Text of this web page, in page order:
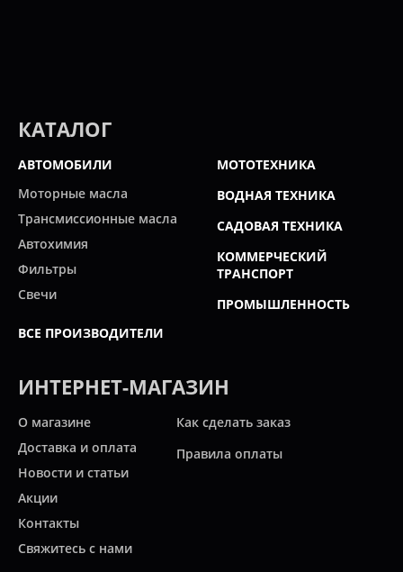
КАТАЛОГ
АВТОМОБИЛИ
Моторные масла
Трансмиссионные масла
Автохимия
Фильтры
Свечи
ВСЕ ПРОИЗВОДИТЕЛИ
МОТОТЕХНИКА
ВОДНАЯ ТЕХНИКА
САДОВАЯ ТЕХНИКА
КОММЕРЧЕСКИЙ
ТРАНСПОРТ
ПРОМЫШЛЕННОСТЬ
ИНТЕРНЕТ-МАГАЗИН
О магазине
Доставка и оплата
Новости и статьи
Акции
Контакты
Свяжитесь с нами
Как сделать заказ
Правила оплаты